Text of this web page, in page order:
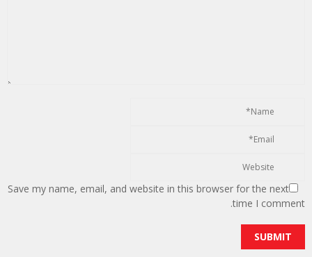
Save my name, email, and website in this browser for the next
time I comment.